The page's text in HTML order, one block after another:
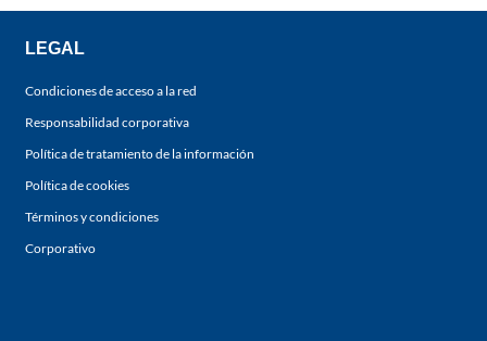
LEGAL
Condiciones de acceso a la red
Responsabilidad corporativa
Política de tratamiento de la información
Política de cookies
Términos y condiciones
Corporativo